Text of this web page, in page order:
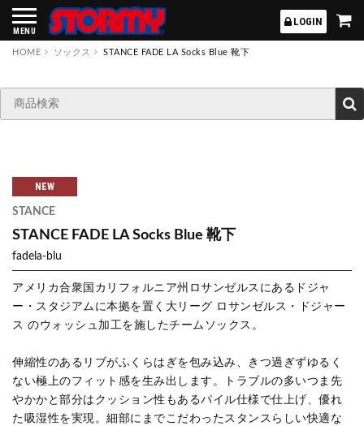
MENU
LOGIN
HOME ソックス STANCE FADE LA Socks Blue 靴下
NEW
STANCE
STANCE FADE LA Socks Blue 靴下
fadela-blu
アメリカ合衆国カリフォルニア州ロサンゼルスにあるドジャ
ー・スタジアムに本拠を置く大リーグ ロサンゼルス・ドジャー
ス のウォッシュ加工を施したチームソックス。
伸縮性のあるリブがふくらはぎを包み込み、きつ過ぎずゆるく
ない極上のフィット感を生み出します。トラブルの多いつま先
やかかと部分はクッション性もあるパイル仕様で仕上げ、優れ
た吸湿性を実現。細部にまでこだわったスタンスらしい快適な